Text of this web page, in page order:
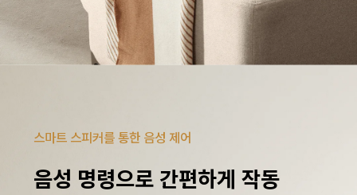
스마트 스피커를 통한 음성 제어
음성 명령으로 간편하게 작동